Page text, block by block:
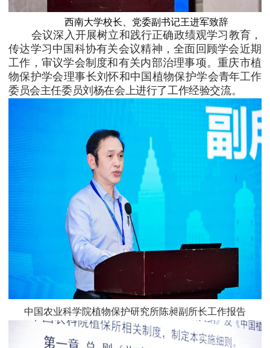
西南大学校长、党委副书记王进军致辞
会议深入开展树立和践行正确政绩观学习教育，
传达学习中国科协有关会议精神，全面回顾学会近期
工作，审议学会制度和有关内部治理事项。重庆市植
物保护学会理事长刘怀和中国植物保护学会青年工作
委员会主任委员刘杨在会上进行了工作经验交流。
中国农业科学院植物保护研究所陈昶副所长工作报告